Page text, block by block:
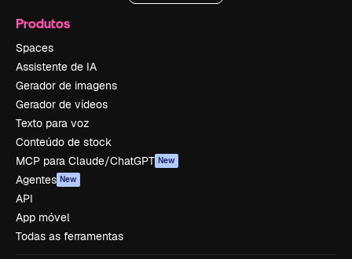
Produtos
Spaces
Assistente de IA
Gerador de imagens
Gerador de vídeos
Texto para voz
Conteúdo de stock
MCP para Claude/ChatGPT New
Agentes New
API
App móvel
Todas as ferramentas